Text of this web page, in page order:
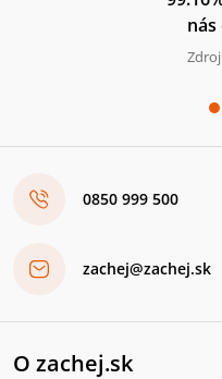
0850 999 500
zachej@zachej.sk
O zachej.sk